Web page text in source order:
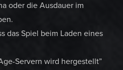
oder die Ausdauer im
das Spiel beim Laden eines
Servern wird hergestellt”